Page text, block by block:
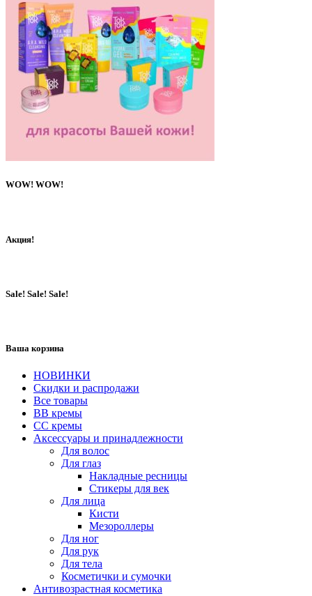
WOW! WOW!
Акция!
Sale! Sale! Sale!
Ваша корзина
НОВИНКИ
Скидки и распродажи
Все товары
BB кремы
CC кремы
Аксессуары и принадлежности
Для волос
Для глаз
Накладные ресницы
Стикеры для век
Для лица
Кисти
Мезороллеры
Для ног
Для рук
Для тела
Косметички и сумочки
Антивозрастная косметика